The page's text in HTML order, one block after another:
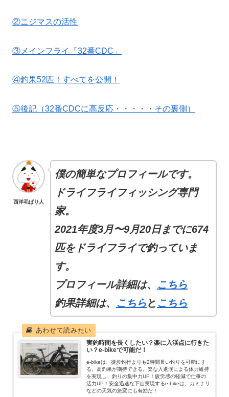
②ニジマスの活性
③メインフライ「32番CDC」
④釣果52匹！すべてを公開！
⑤後記（32番CDCに高反応・・・・・その裏側）
西洋毛ばり人
僕の簡単なプロフィールです。
ドライフライフィッシング専門
家。
2021年度3月〜9月20日までに674
匹をドライフライで釣っていま
す。
プロフィール詳細は、 こちら
釣果詳細は、 こちらと こちら
実釣時間を長くしたい？楽に入渓点に行きた
い？e-bikeで可能だ！
e-bikeは、徒歩釣行よりも2時間長い釣りを可能にす
る。高釣果が期待できる。楽な入退渓による体力維持
を実現し、釣りの集中力UP！疲労感の軽減で仕事の
活力UP！安全迅速な下山実現するe-bikeは、カミナリ
などの天気の急変にも有効だ！